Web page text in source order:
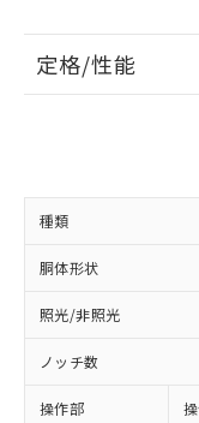
定格/性能
種類
胴体形状
照光/非照光
ノッチ数
操作部